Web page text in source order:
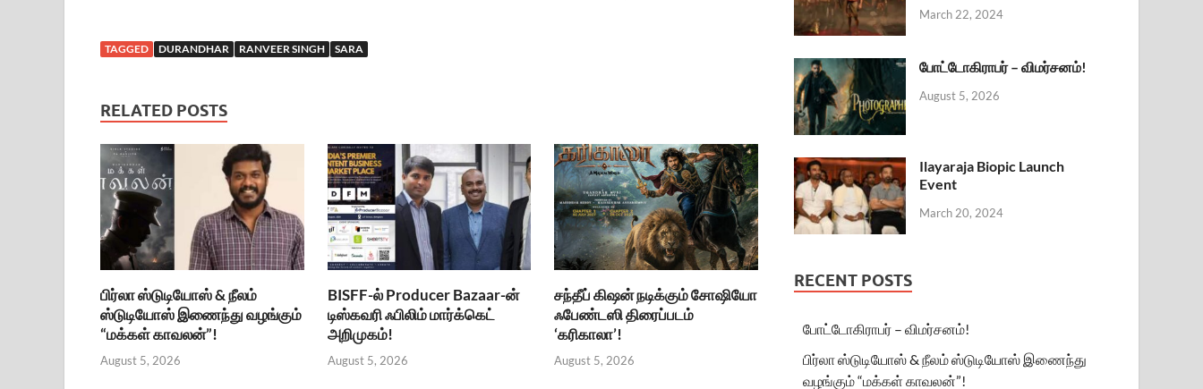
TAGGED DURANDHAR RANVEER SINGH SARA
RELATED POSTS
பிர்லா ஸ்டுடியோஸ் & நீலம்
ஸ்டுடியோஸ் இணைந்து வழங்கும்
“மக்கள் காவலன்”!
August 5, 2026
BISFF-ல் Producer Bazaar-ன்
டிஸ்கவரி ஃபிலிம் மார்க்கெட்
அறிமுகம்!
August 5, 2026
சந்தீப் கிஷன் நடிக்கும் சோஷியோ
ஃபேண்டஸி திரைப்படம்
‘கரிகாலா’!
August 5, 2026
March 22, 2024
போட்டோகிராபர் – விமர்சனம்!
August 5, 2026
Ilayaraja Biopic Launch
Event
March 20, 2024
RECENT POSTS
போட்டோகிராபர் – விமர்சனம்!
பிர்லா ஸ்டுடியோஸ் & நீலம் ஸ்டுடியோஸ் இணைந்து
வழங்கும் “மக்கள் காவலன்”!